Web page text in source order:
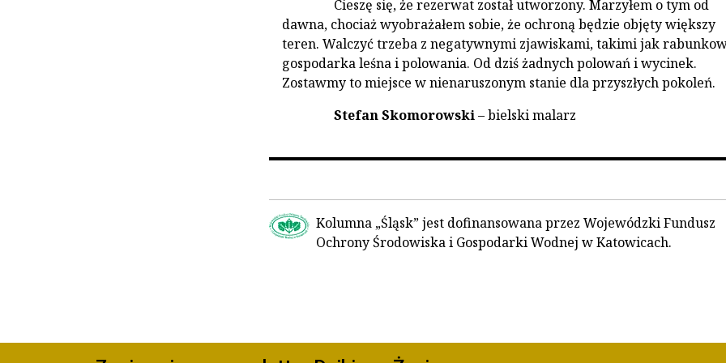
Cieszę się, że rezerwat został utworzony. Marzyłem o tym od
dawna, chociaż wyobrażałem sobie, że ochroną będzie objęty większy
teren. Walczyć trzeba z negatywnymi zjawiskami, takimi jak
gospodarka leśna i polowania. Od dziś żadnych polowań i wycinek.
Zostawmy to miejsce w nienaruszonym stanie dla przyszłych pokoleń.
Stefan Skomorowski– bielski malarz
Kolumna „Śląsk” jest dofinansowana przez Wojewódzki Fundusz
Ochrony Środowiska i Gospodarki Wodnej w Katowicach.